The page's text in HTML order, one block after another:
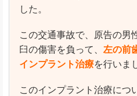
した。
この交通事故で、原告の男
臼の傷害を負って、 左の前
インプラント治療を行いま
このインプラント治療につ